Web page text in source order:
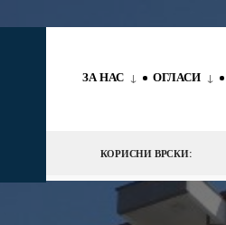
ЗА НАС ОГЛАСИ
КОРИСНИ ВРСКИ: